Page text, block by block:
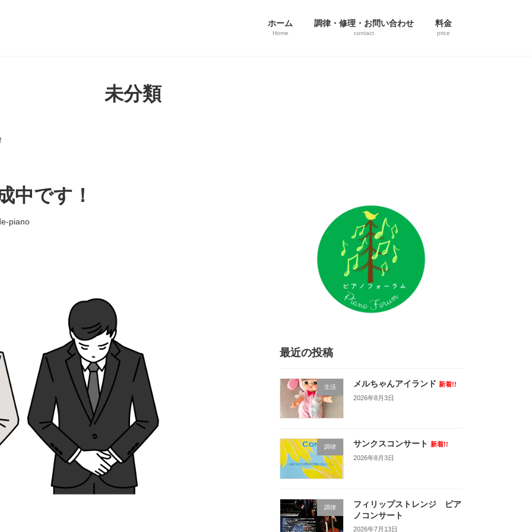
ホーム
Home
調律・修理・お問い合わせ
contact
料金
price
未分類
中です！
piano
最近の投稿
生活 メルちゃんアイランド 新着!!
2026年8月3日
調律 サンクスコンサート 新着!!
2026年8月3日
調律
フィリップストレンジ ピア
ノコンサート
2026年7月13日